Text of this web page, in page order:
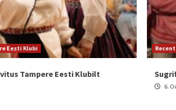
Eesti Klubi
Tampere Eesti Klubilt
Recent
6.